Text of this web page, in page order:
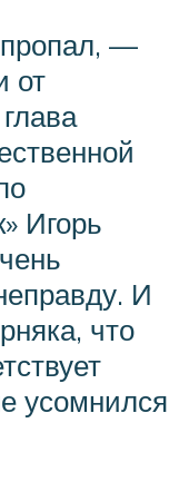
пропал, —
от
Игорь
И
что
усомнился